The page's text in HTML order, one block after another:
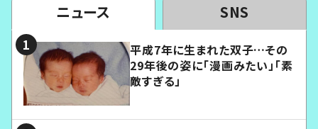
ニュース SNS
平成7年に生まれた双子…その
29年後の姿に「漫画みたい」「素
敵すぎる」